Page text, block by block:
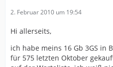
2. Februar 2010 um 19:54
Hi allerseits,
ich habe meins 16 Gb 3GS in
für 575 letzten Oktober